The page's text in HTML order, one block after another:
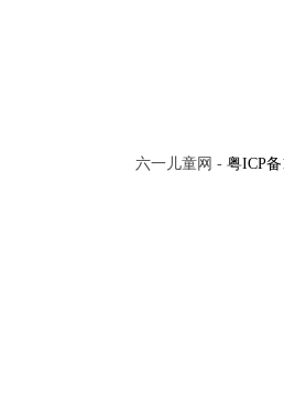
六一儿童网 - 粤ICP备